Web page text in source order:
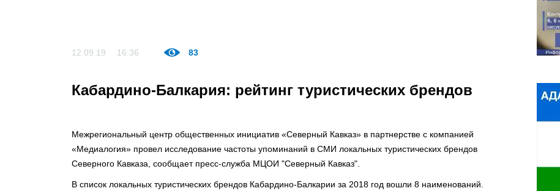
12.09.19 16:36 83
Кабардино-Балкария: рейтинг туристических брендов
Межрегиональный центр общественных инициатив «Северный Кавказ» в партнерстве с компанией
«Медиалогия» провел исследование частоты упоминаний в СМИ локальных туристических брендов
Северного Кавказа, сообщает пресс-служба МЦОИ "Северный Кавказ".
В список локальных туристических брендов Кабардино-Балкарии за 2018 год вошли 8 наименований.